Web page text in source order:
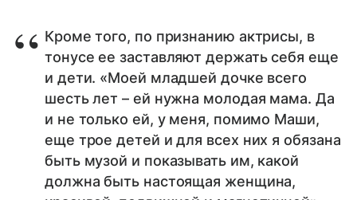
Кроме того, по признанию актрисы, в
тонусе ее заставляют держать себя еще
и дети. «Моей младшей дочке всего
шесть лет – ей нужна молодая мама. Да
и не только ей, у меня, помимо Маши,
еще трое детей и для всех них я обязана
быть музой и показывать им, какой
должна быть настоящая женщина,